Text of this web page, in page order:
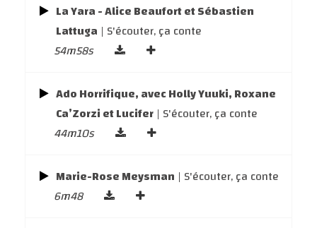
La Yara - Alice Beaufort et Sébastien
Lattuga | S'écouter, ça conte
54m58s
Ado Horrifique, avec Holly Yuuki, Roxane
Ca’Zorzi et Lucifer | S'écouter, ça conte
44m10s
Marie-Rose Meysman | S'écouter, ça conte
6m48